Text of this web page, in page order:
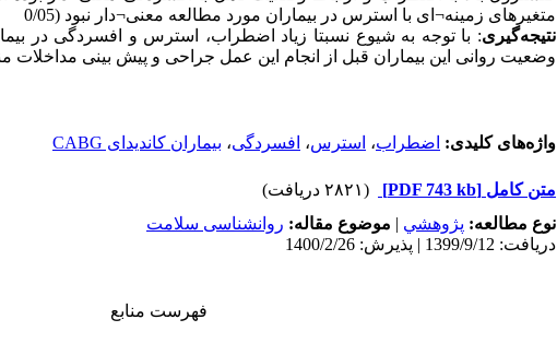
متغیرهای زمینه¬ای با استرس در بیماران مورد مطالعه معنی¬دار نبود (0/05
نتیجه‌گیری
وضعیت روانی این بیماران قبل از انجام این عمل جراحی و پیش بینی
واژه‌های کلیدی: اضطراب، استرس، افسردگی، بیماران کاندیدای CABG
متن کامل [PDF 743 kb]
(۲۸۲۱ دریافت)
نوع مطالعه: پژوهشي | موضوع مقاله: روانشناسی سلامت
دریافت: 1399/9/12 | پذیرش: 1400/2/26
فهرست منابع